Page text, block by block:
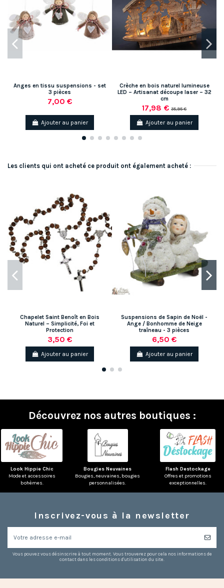
(6 avis)
Anges en tissu suspensions - set
3 pièces
7,00 €
Ajouter au panier
Crèche en bois naturel lumineuse
LED – Artisanat découpe laser – 32
cm
17,98 €35,95 €
Ajouter au panier
Les clients qui ont acheté ce produit ont également acheté :
Chapelet Saint Benoît en Bois
Naturel – Simplicité, Foi et
Protection
3,50 €
Ajouter au panier
Suspensions de Sapin de Noël -
Ange / Bonhomme de Neige
traîneau - 3 pièces
6,50 €
Ajouter au panier
Découvrez nos autres boutiques :
Look Hippie Chic
Mode et accessoires
bohèmes.
Bougies Neuvaines
Bougies, neuvaines, bougies
personnalisées.
Flash Destockage
Offres et promotions
exceptionnelles.
Inscrivez-vous à la newsletter
Vous pouvez vous désinscrire à tout moment. Vous trouverez pour cela nos informations de
contact dans les conditions d'utilisation du site.